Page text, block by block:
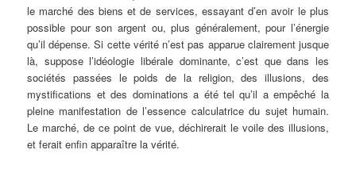
le marché des biens et de services, essayant d’en avoir le plus
possible pour son argent ou, plus généralement, pour l’énergie
qu’il dépense. Si cette vérité n’est pas apparue clairement jusque
là, suppose l’idéologie libérale dominante, c’est que dans les
sociétés passées le poids de la religion, des illusions, des
mystifications et des dominations a été tel qu’il a empêché la
pleine manifestation de l’essence calculatrice du sujet humain.
Le marché, de ce point de vue, déchirerait le voile des illusions,
et ferait enfin apparaître la vérité.